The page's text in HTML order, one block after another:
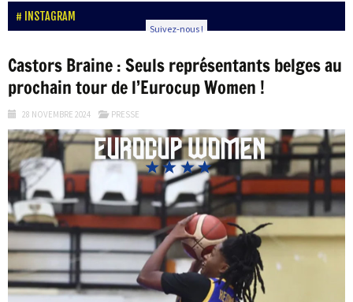
INSTAGRAM
Suivez-nous !
Castors Braine : Seuls représentants belges au
prochain tour de l’Eurocup Women !
28 NOVEMBRE 2024 PRESSE